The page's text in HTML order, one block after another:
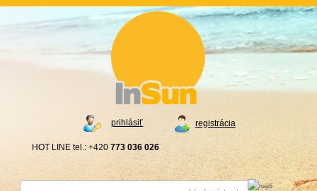
registrácia
prihlásiť
HOT LINE tel.: +420 773 036 026